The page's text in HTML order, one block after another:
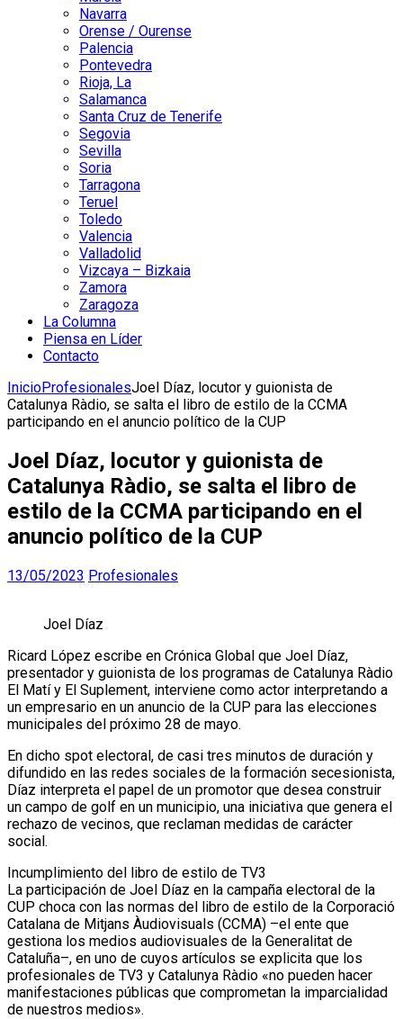
Navarra
Orense / Ourense
Palencia
Pontevedra
Rioja, La
Salamanca
Santa Cruz de Tenerife
Segovia
Sevilla
Soria
Tarragona
Teruel
Toledo
Valencia
Valladolid
Vizcaya – Bizkaia
Zamora
Zaragoza
La Columna
Piensa en Líder
Contacto
InicioProfesionalesJoel Díaz, locutor y guionista de
Catalunya Ràdio, se salta el libro de estilo de la CCMA
participando en el anuncio político de la CUP
Joel Díaz, locutor y guionista de
Catalunya Ràdio, se salta el libro de
estilo de la CCMA participando en el
anuncio político de la CUP
13/05/2023 Profesionales
Joel Díaz
Ricard López escribe en Crónica Global que Joel Díaz,
presentador y guionista de los programas de Catalunya Ràdio
El Matí y El Suplement, interviene como actor interpretando a
un empresario en un anuncio de la CUP para las elecciones
municipales del próximo 28 de mayo.
En dicho spot electoral, de casi tres minutos de duración y
difundido en las redes sociales de la formación secesionista,
Díaz interpreta el papel de un promotor que desea construir
un campo de golf en un municipio, una iniciativa que genera el
rechazo de vecinos, que reclaman medidas de carácter
social.
Incumplimiento del libro de estilo de TV3
La participación de Joel Díaz en la campaña electoral de la
CUP choca con las normas del libro de estilo de la Corporació
Catalana de Mitjans Àudiovisuals (CCMA) –el ente que
gestiona los medios audiovisuales de la Generalitat de
Cataluña–, en uno de cuyos artículos se explicita que los
profesionales de TV3 y Catalunya Ràdio «no pueden hacer
manifestaciones públicas que comprometan la imparcialidad
de nuestros medios».